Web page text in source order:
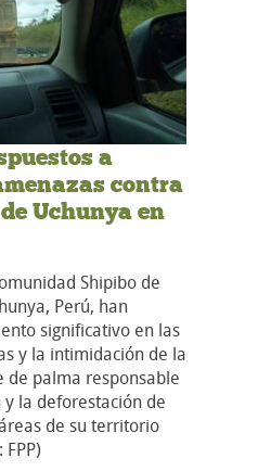
a
contra
Uchunya en
Shipibo de
Perú, han
significativo en las
y la intimidación de la
de palma responsable
la deforestación de
de su territorio